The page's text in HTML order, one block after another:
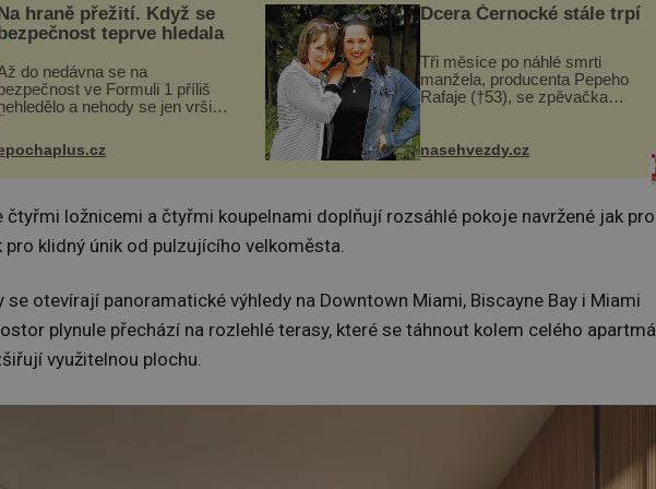
Na hraně přežití. Když se
bezpečnost teprve hledala
do nedávna se na
ve Formuli 1 příliš
a nehody se jen vršily.
kůži, často s trvalými následky
bohužel i ztrátou života.
nepochopiteln...
Dcera Černocké stále trpí
Tři měsíce po náhlé smrti
manžela, producenta Pepeho
Rafaje (†53), se zpěvačka
ozvala veřejnosti. Na sociální
nasehvezdy.cz
ložnicemi a čtyřmi koupelnami doplňují rozsáhlé pokoje navržené jak pro
klidný únik od pulzujícího velkoměsta.
se otevírají panoramatické výhledy na Downtown Miami, Biscayne Bay i Miami
plynule přechází na rozlehlé terasy, které se táhnout kolem celého
využitelnou plochu.